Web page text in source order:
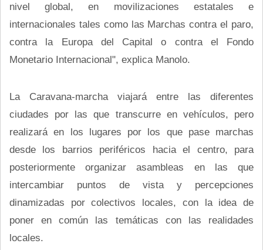
nivel global, en movilizaciones estatales e
internacionales tales como las Marchas contra el paro,
contra la Europa del Capital o contra el Fondo
Monetario Internacional", explica Manolo.
La Caravana-marcha viajará entre las diferentes
ciudades por las que transcurre en vehículos, pero
realizará en los lugares por los que pase marchas
desde los barrios periféricos hacia el centro, para
posteriormente organizar asambleas en las que
intercambiar puntos de vista y percepciones
dinamizadas por colectivos locales, con la idea de
poner en común las temáticas con las realidades
locales.